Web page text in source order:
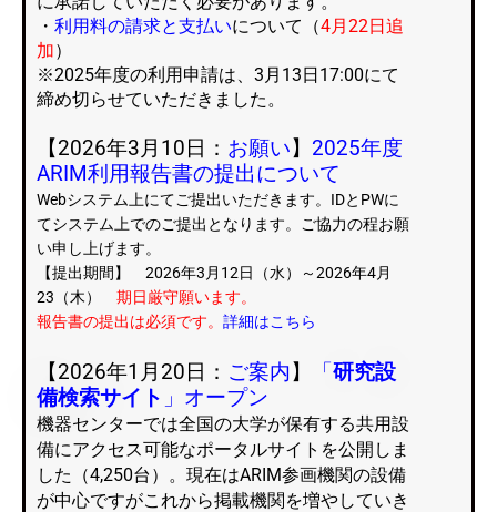
・ 利用料の請求と支払いについて（4月22日追
加）
※2025年度の利用申請は、3月13日17:00にて
締め切らせていただきました。
【2026年3月10日： お願い】 2025年度
ARIM利用報告書の提出について
Webシステム上にてご提出いただきます。IDとPWに
てシステム上でのご提出となります。ご協力の程お願
い申し上げます。
【提出期間】 2026年3月12日（水）～2026年4月
23（木） 期日厳守願います。
報告書の提出は必須です。 詳細はこちら
【2026年1月20日： ご案内 】 「 研究設
備検索サイト 」オープン
機器センターでは全国の大学が保有する共用設
備にアクセス可能なポータルサイトを公開しま
した（4,250台）。現在はARIM参画機関の設備
が中心ですがこれから掲載機関を増やしていき